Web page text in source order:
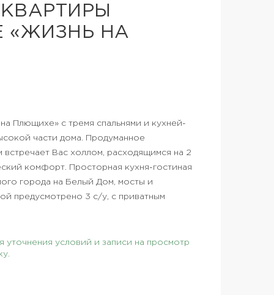
«ЖИЗНЬ НА
Плющихе» с тремя спальнями и кухней-
части дома. Продуманное
Вас холлом, расходящимся на 2
комфорт. Просторная кухня-гостиная
города на Белый Дом, мосты и
предусмотрено 3 с/у, с приватным
условий и записи на просмотр